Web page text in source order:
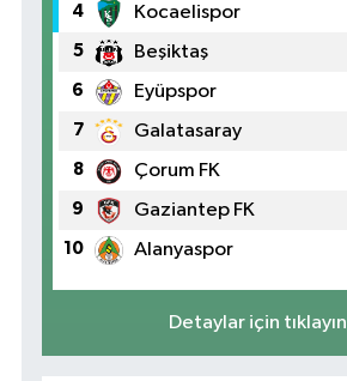
4 Kocaelispor
5 Beşiktaş
6 Eyüpspor
7 Galatasaray
8 Çorum FK
9 Gaziantep FK
10 Alanyaspor
Detaylar için tıklayın